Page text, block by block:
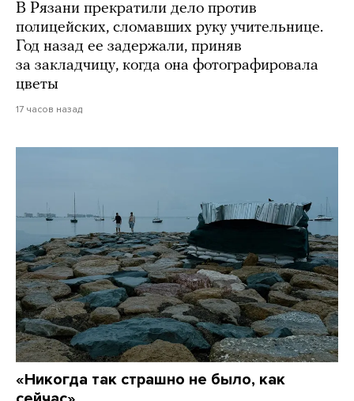
В Рязани прекратили дело против
полицейских, сломавших руку учительнице.
Год назад ее задержали, приняв
за закладчицу, когда она фотографировала
цветы
17 часов назад
«Никогда так страшно не было, как